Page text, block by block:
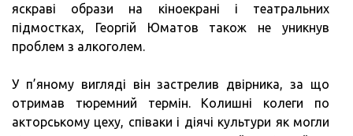
яскраві образи на кіноекрані і театральних
підмостках, Георгій Юматов також не уникнув
проблем з алкоголем.
У п’яному вигляді він застрелив двірника, за що
отримав тюремний термін. Колишні колеги по
акторському цеху, співаки і діячі культури як могли